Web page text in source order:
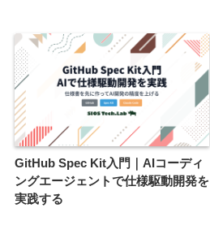
GitHub Spec Kit入門｜AIコーディ
ングエージェントで仕様駆動開発を
実践する